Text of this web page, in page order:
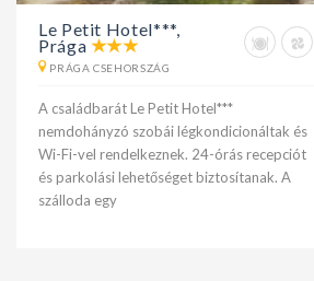
Le Petit Hotel***,
Prága
PRÁGA CSEHORSZÁG
A családbarát Le Petit Hotel***
nemdohányzó szobái légkondicionáltak és
Wi-Fi-vel rendelkeznek. 24-órás recepciót
és parkolási lehetőséget biztosítanak. A
szálloda egy